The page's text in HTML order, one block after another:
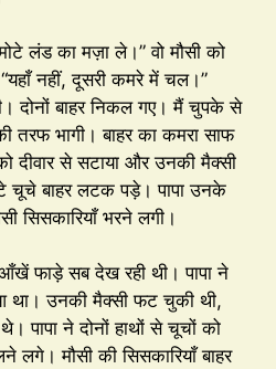
लंड का मज़ा ले।” वो मौसी को
नहीं, दूसरी कमरे में चल।”
दोनों बाहर निकल गए। मैं चुपके से
तरफ भागी। बाहर का कमरा साफ
दीवार से सटाया और उनकी मैक्सी
चूचे बाहर लटक पड़े। पापा उनके
सिसकारियाँ भरने लगी।
फाड़े सब देख रही थी। पापा ने
था। उनकी मैक्सी फट चुकी थी,
पापा ने दोनों हाथों से चूचों को
मौसी की सिसकारियाँ बाहर